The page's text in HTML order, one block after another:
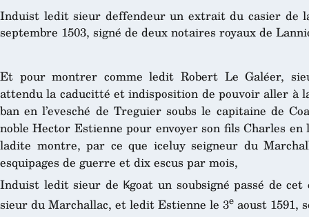
Induist ledit sieur deffendeur un extrait du casier de
septembre 1503, signé de deux notaires royaux de
Et pour montrer comme ledit Robert Le Galéer,
attendu la caducitté et indisposition de pouvoir aller à
ban en l’evesché de Treguier soubs le capitaine de
noble Hector Estienne pour envoyer son fils Charles
ladite montre, par ce que iceluy seigneur du
esquipages de guerre et dix escus par mois,
Induist ledit sieur de Ꝃgoat un soubsigné passé de
sieur du Marchallac, et ledit Estienne le 3e aoust 1591,